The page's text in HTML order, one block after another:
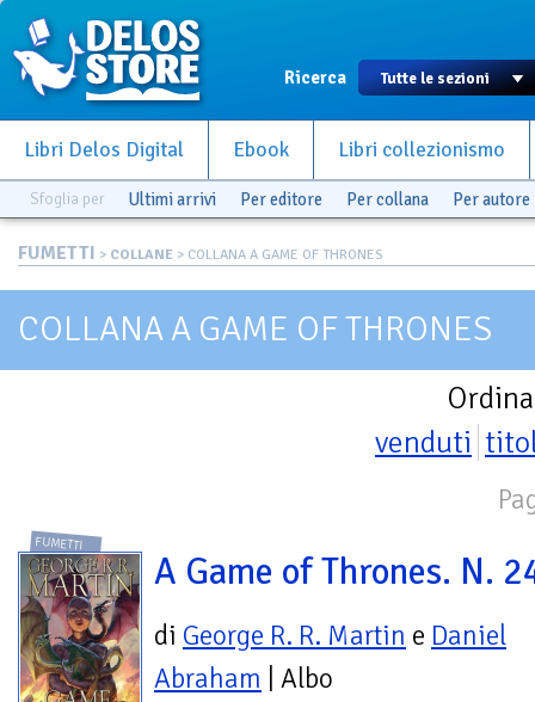
Ricerca
Libri Delos Digital Ebook Libri collezionismo
Sfoglia per Ultimi arrivi Per editore Per collana Per autore
FUMETTI > COLLANE > COLLANA A GAME OF THRONES
COLLANA A GAME OF THRONES
venduti
FUMETTI
A Game of Thrones. N.
di George R. R. Martin e Daniel
Abraham | Albo